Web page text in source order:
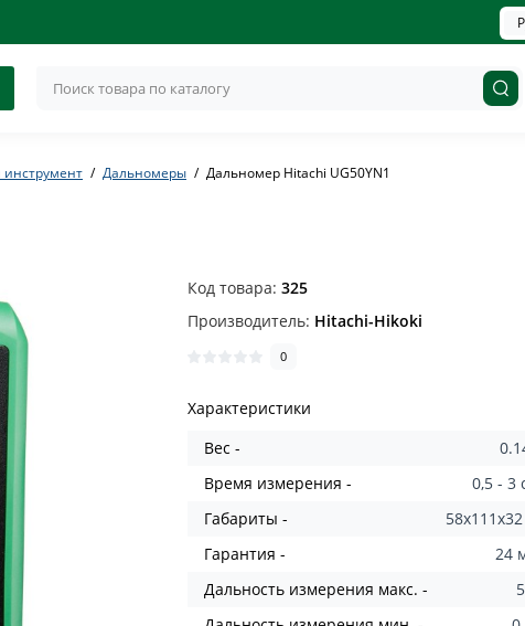
Дальномеры Дальномер Hitachi UG50YN1
Код товара:325
Производитель: Hitachi-Hikoki
0
Характеристики
Вес -
Время измерения -
0,5 - 3
Габариты -
Гарантия -
24
Дальность измерения макс. -